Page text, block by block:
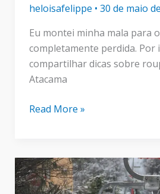
heloisafelippe • 30 de maio
Eu montei minha mala para
completamente perdida. Por
compartilhar dicas sobre
Atacama
Roupas
no
Atacama:
o
Read More »